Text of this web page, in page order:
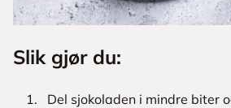
Slik gjør du:
Del sjokoladen i mindre biter